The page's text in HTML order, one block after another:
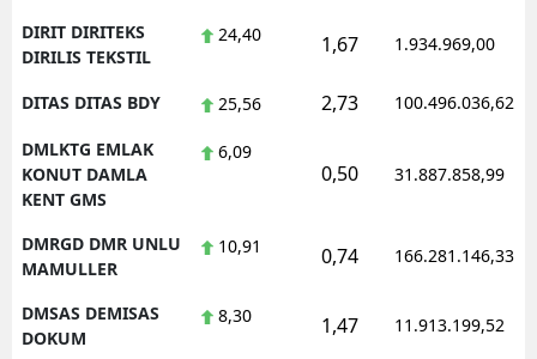
DIRIT DIRITEKS
DIRILIS TEKSTIL
24,40 1,67 1.934.969,00
DITAS DITAS BDY 25,56 2,73 100.496.036,62
DMLKTG EMLAK
KONUT DAMLA
KENT GMS
6,09
0,50 31.887.858,99
DMRGD DMR UNLU
MAMULLER
10,91 0,74 166.281.146,33
DMSAS DEMISAS
DOKUM
8,30 1,47 11.913.199,52